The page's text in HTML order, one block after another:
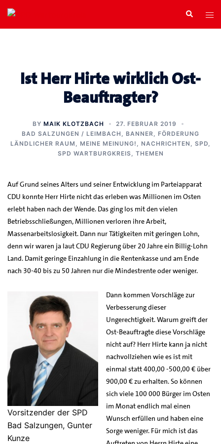
Zum
Inhalt
springen
Search
Ist Herr Hirte wirklich Ost-
Beauftragter?
BY MAIK KLOTZBACH
27. FEBRUAR 2019
BAD SALZUNGEN / LEIMBACH
BANNER
FÖRDERUNG
LÄNDLICHER RAUM
MEINE MEINUNG! NACHRICHTEN SPD
SPD WARTBURGKREIS
THEMEN
Auf Grund seines Alters und seiner Entwicklung im Parteiapparat
CDU konnte Herr Hirte nicht das erleben was Millionen im Osten
erlebt haben nach der Wende. Das ging los mit den vielen
Betriebsschließungen, Millionen verloren ihre Arbeit,
Massenarbeitslosigkeit. Dann nur Tätigkeiten mit geringen Lohn,
denn wir waren ja laut CDU Regierung über 20 Jahre ein Billig-Lohn
Land. Damit geringe Einzahlung in die Rentenkasse und am Ende
nach 30-40 bis zu 50 Jahren nur die Mindestrente oder weniger.
Vorsitzender der SPD
Bad Salzungen, Gunter
Kunze
Dann kommen Vorschläge zur
Verbesserung dieser
Ungerechtigkeit. Warum greift der
Ost-Beauftragte diese Vorschläge
nicht auf? Herr Hirte kann ja nicht
nachvollziehen wie es ist mit
einmal statt 400,00 -500,00 € über
900,00 € zu erhalten. So können
sich viele 100 000 Bürger im Osten
im Monat endlich mal einen
Wunsch erfüllen und haben eine
Sorge weniger. Für mich ist das